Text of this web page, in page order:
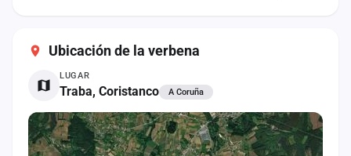
Ubicación de la verbena
LUGAR
Traba, Coristanco A Coruña
Administración
Contacto